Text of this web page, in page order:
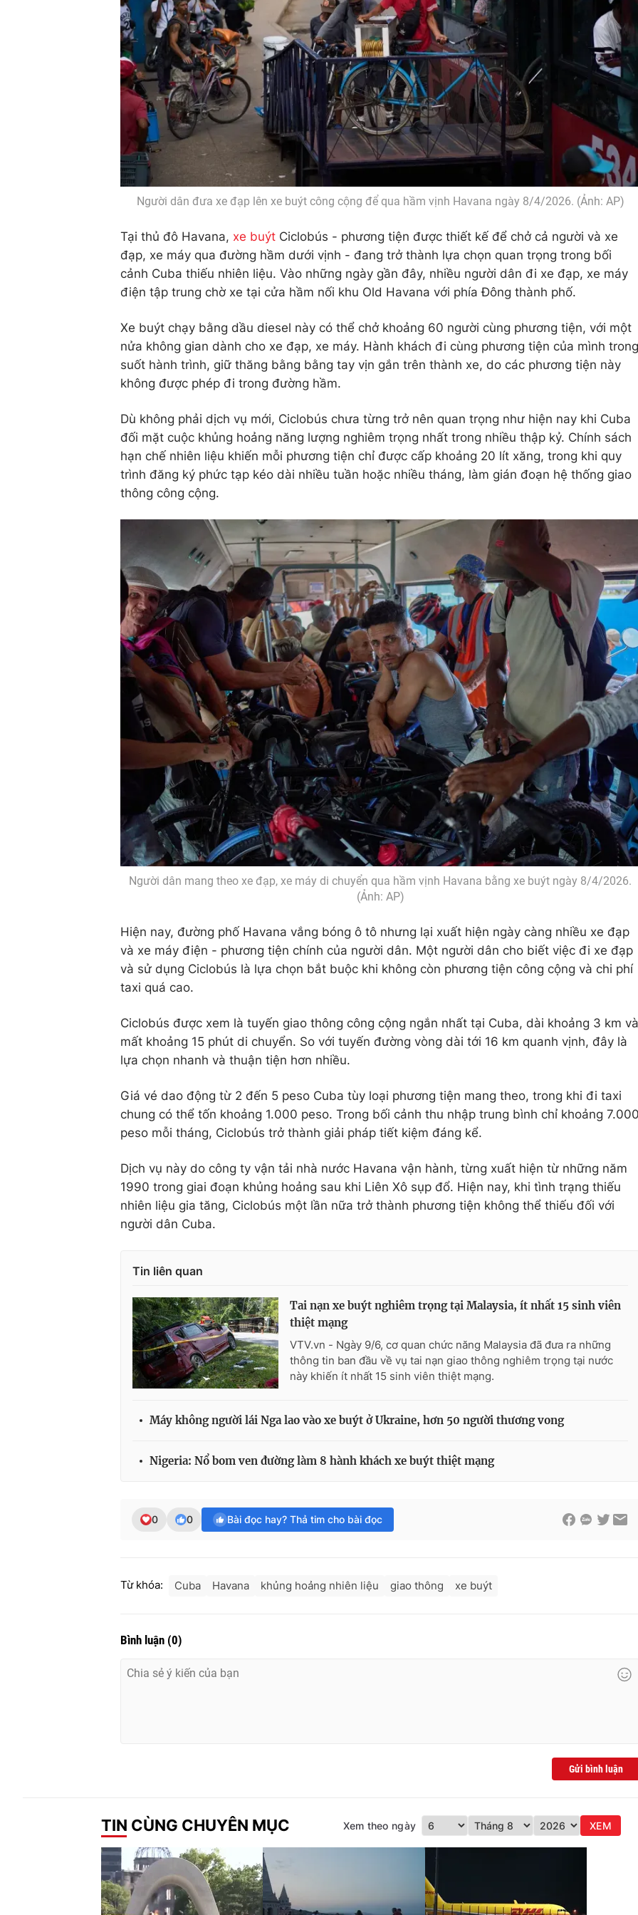
Người dân đưa xe đạp lên xe buýt công cộng để qua hầm vịnh Havana ngày 8/4/2026. (Ảnh: AP)
Tại thủ đô Havana, xe buýt Ciclobús - phương tiện được thiết kế để chở cả người và xe
đạp, xe máy qua đường hầm dưới vịnh - đang trở thành lựa chọn quan trọng trong bối
cảnh Cuba thiếu nhiên liệu. Vào những ngày gần đây, nhiều người dân đi xe đạp, xe máy
điện tập trung chờ xe tại cửa hầm nối khu Old Havana với phía Đông thành phố.
Xe buýt chạy bằng dầu diesel này có thể chở khoảng 60 người cùng phương tiện, với một
nửa không gian dành cho xe đạp, xe máy. Hành khách đi cùng phương tiện của mình trong
suốt hành trình, giữ thăng bằng bằng tay vịn gắn trên thành xe, do các phương tiện này
không được phép đi trong đường hầm.
Dù không phải dịch vụ mới, Ciclobús chưa từng trở nên quan trọng như hiện nay khi Cuba
đối mặt cuộc khủng hoảng năng lượng nghiêm trọng nhất trong nhiều thập kỷ. Chính sách
hạn chế nhiên liệu khiến mỗi phương tiện chỉ được cấp khoảng 20 lít xăng, trong khi quy
trình đăng ký phức tạp kéo dài nhiều tuần hoặc nhiều tháng, làm gián đoạn hệ thống giao
thông công cộng.
Người dân mang theo xe đạp, xe máy di chuyển qua hầm vịnh Havana bằng xe buýt ngày 8/4/2026.
(Ảnh: AP)
Hiện nay, đường phố Havana vắng bóng ô tô nhưng lại xuất hiện ngày càng nhiều xe đạp
và xe máy điện - phương tiện chính của người dân. Một người dân cho biết việc đi xe đạp
và sử dụng Ciclobús là lựa chọn bắt buộc khi không còn phương tiện công cộng và chi phí
taxi quá cao.
Ciclobús được xem là tuyến giao thông công cộng ngắn nhất tại Cuba, dài khoảng 3 km và
mất khoảng 15 phút di chuyển. So với tuyến đường vòng dài tới 16 km quanh vịnh, đây là
lựa chọn nhanh và thuận tiện hơn nhiều.
Giá vé dao động từ 2 đến 5 peso Cuba tùy loại phương tiện mang theo, trong khi đi taxi
chung có thể tốn khoảng 1.000 peso. Trong bối cảnh thu nhập trung bình chỉ khoảng
peso mỗi tháng, Ciclobús trở thành giải pháp tiết kiệm đáng kể.
Dịch vụ này do công ty vận tải nhà nước Havana vận hành, từng xuất hiện từ những năm
1990 trong giai đoạn khủng hoảng sau khi Liên Xô sụp đổ. Hiện nay, khi tình trạng thiếu
nhiên liệu gia tăng, Ciclobús một lần nữa trở thành phương tiện không thể thiếu đối với
người dân Cuba.
Tin liên quan
Tai nạn xe buýt nghiêm trọng tại Malaysia, ít nhất 15 sinh viên
thiệt mạng
VTV.vn - Ngày 9/6, cơ quan chức năng Malaysia đã đưa ra những
thông tin ban đầu về vụ tai nạn giao thông nghiêm trọng tại nước
này khiến ít nhất 15 sinh viên thiệt mạng.
Máy không người lái Nga lao vào xe buýt ở Ukraine, hơn 50 người thương vong
Nigeria: Nổ bom ven đường làm 8 hành khách xe buýt thiệt mạng
0 0 Bài đọc hay? Thả tim cho bài đọc
Từ khóa: Cuba Havana khủng hoảng nhiên liệu giao thông xe buýt
Bình luận (0)
Gửi bình luận
TIN CÙNG CHUYÊN MỤC Xem theo ngày XEM